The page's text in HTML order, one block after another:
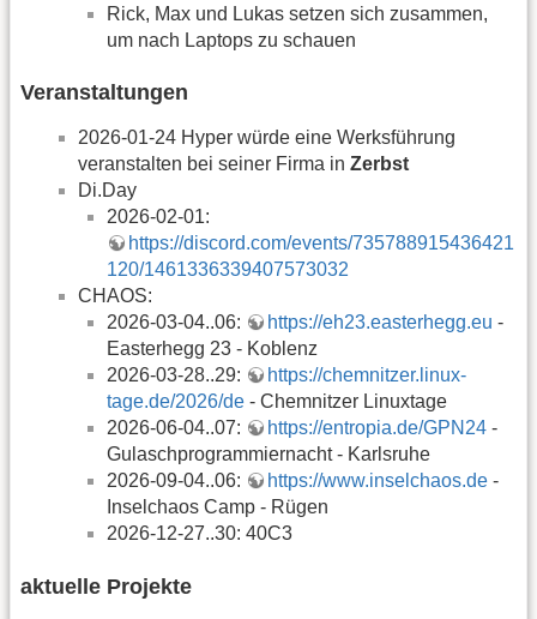
Rick, Max und Lukas setzen sich zusammen,
um nach Laptops zu schauen
Veranstaltungen
2026-01-24 Hyper würde eine Werksführung
veranstalten bei seiner Firma in Zerbst
Di.Day
2026-02-01:
https://discord.com/events/735788915436421
120/1461336339407573032
CHAOS:
2026-03-04..06:
https://eh23.easterhegg.eu -
Easterhegg 23 - Koblenz
2026-03-28..29:
https://chemnitzer.linux-
tage.de/2026/de - Chemnitzer Linuxtage
2026-06-04..07:
https://entropia.de/GPN24 -
Gulaschprogrammiernacht - Karlsruhe
2026-09-04..06:
https://www.inselchaos.de -
Inselchaos Camp - Rügen
2026-12-27..30: 40C3
aktuelle Projekte